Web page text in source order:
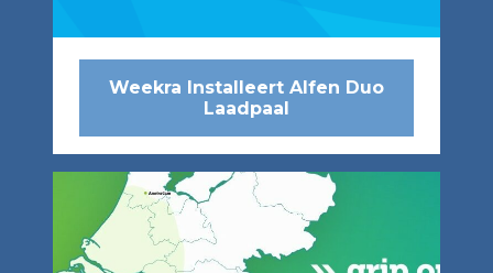
Weekra Installeert Alfen Duo
Laadpaal